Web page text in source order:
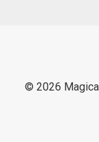
© 2026